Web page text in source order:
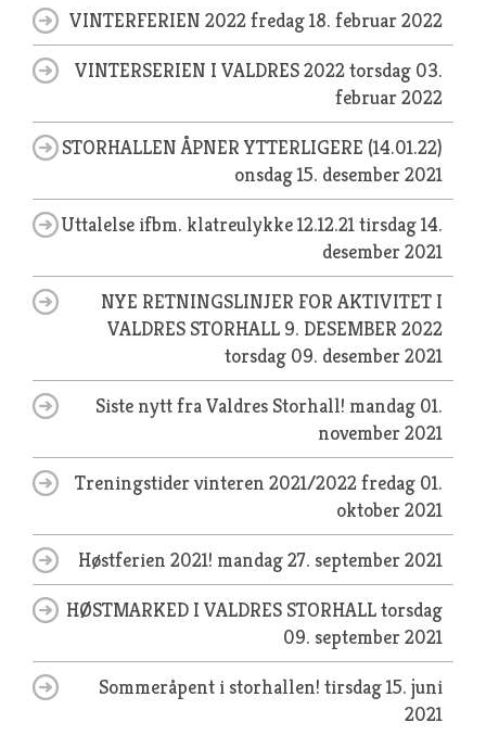
VINTERFERIEN 2022fredag 18. februar 2022
VINTERSERIEN I VALDRES 2022torsdag 03.
februar 2022
STORHALLEN ÅPNER YTTERLIGERE (14.01.22)
onsdag 15. desember 2021
Uttalelse ifbm. klatreulykke 12.12.21tirsdag 14.
desember 2021
NYE RETNINGSLINJER FOR AKTIVITET I
VALDRES STORHALL 9. DESEMBER 2022
torsdag 09. desember 2021
Siste nytt fra Valdres Storhall! mandag 01.
november 2021
Treningstider vinteren 2021/2022fredag 01.
oktober 2021
Høstferien 2021! mandag 27. september 2021
HØSTMARKED I VALDRES STORHALLtorsdag
09. september 2021
Sommeråpent i storhallen! tirsdag 15. juni
2021